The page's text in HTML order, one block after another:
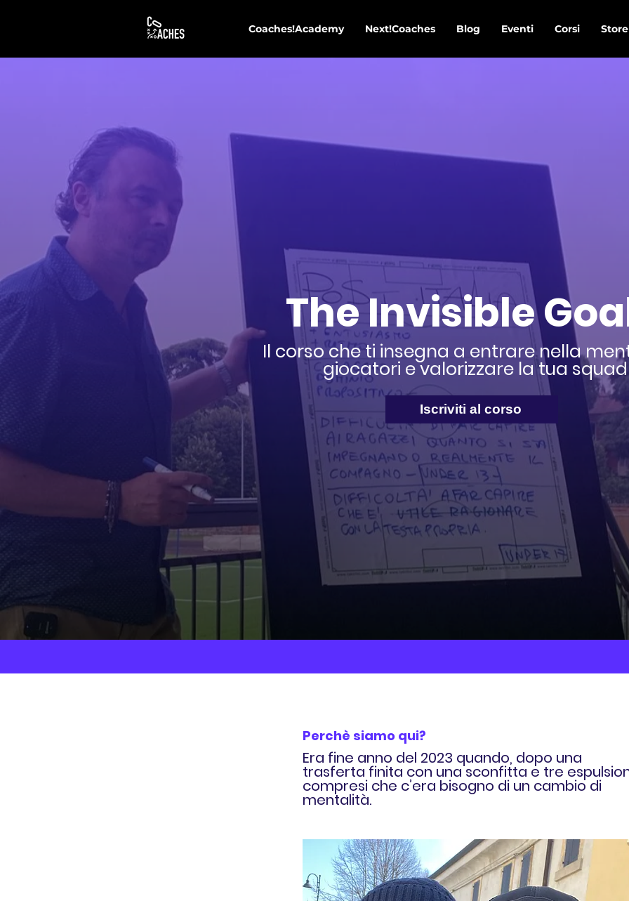
Coaches!Academy Next!Coaches Blog Eventi Corsi Store
The Invisible
Il corso che ti insegna a entrare nella
giocatori e valorizzare la tua
Iscriviti al corso
Perchè siamo qui?
​Era fine anno del 2023 quando, dopo una
trasferta finita con una sconfitta e tre
compresi che c’era bisogno di un cambio di
mentalità.